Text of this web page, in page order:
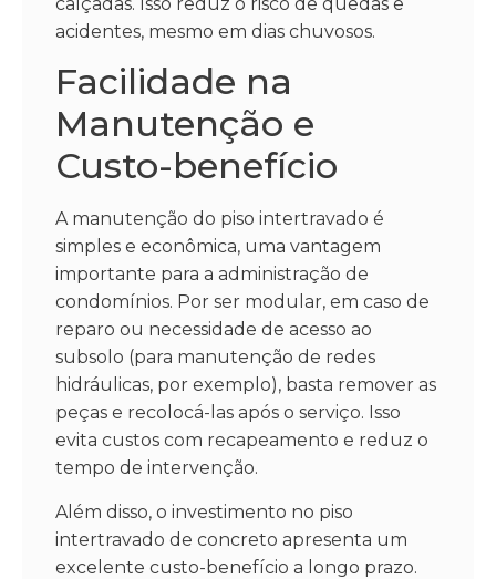
acidentes, mesmo em dias chuvosos.
Facilidade na
Manutenção e
Custo-benefício
A manutenção do piso intertravado é
simples e econômica, uma vantagem
importante para a administração de
condomínios. Por ser modular, em caso de
reparo ou necessidade de acesso ao
subsolo (para manutenção de redes
hidráulicas, por exemplo), basta remover as
peças e recolocá-las após o serviço. Isso
evita custos com recapeamento e reduz o
tempo de intervenção.
Além disso, o investimento no piso
intertravado de concreto apresenta um
excelente custo-benefício a longo prazo.